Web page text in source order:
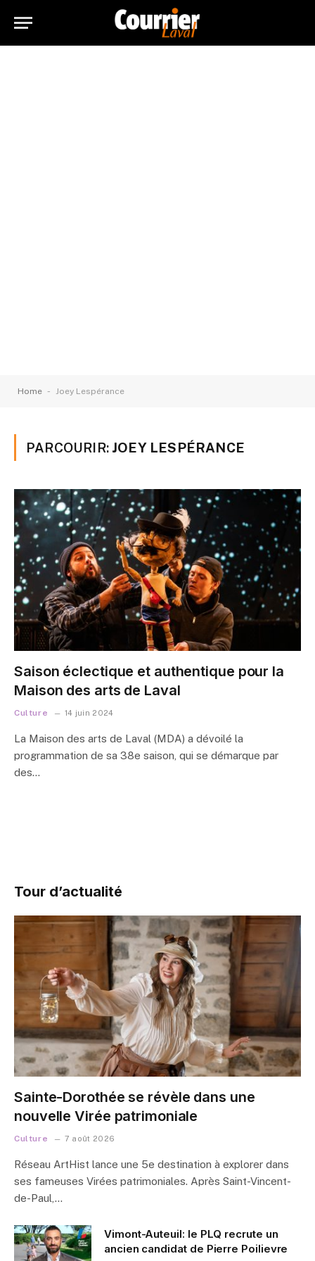
Home - Joey Lespérance
PARCOURIR: JOEY LESPÉRANCE
Saison éclectique et authentique pour la
Maison des arts de Laval
Culture 14 juin 2024
La Maison des arts de Laval (MDA) a dévoilé la
programmation de sa 38e saison, qui se démarque par
des…
Tour d’actualité
Sainte-Dorothée se révèle dans une
nouvelle Virée patrimoniale
Culture 7 août 2026
Réseau ArtHist lance une 5e destination à explorer dans
ses fameuses Virées patrimoniales. Après Saint-Vincent-
de-Paul,…
Vimont-Auteuil: le PLQ recrute un
ancien candidat de Pierre Poilievre